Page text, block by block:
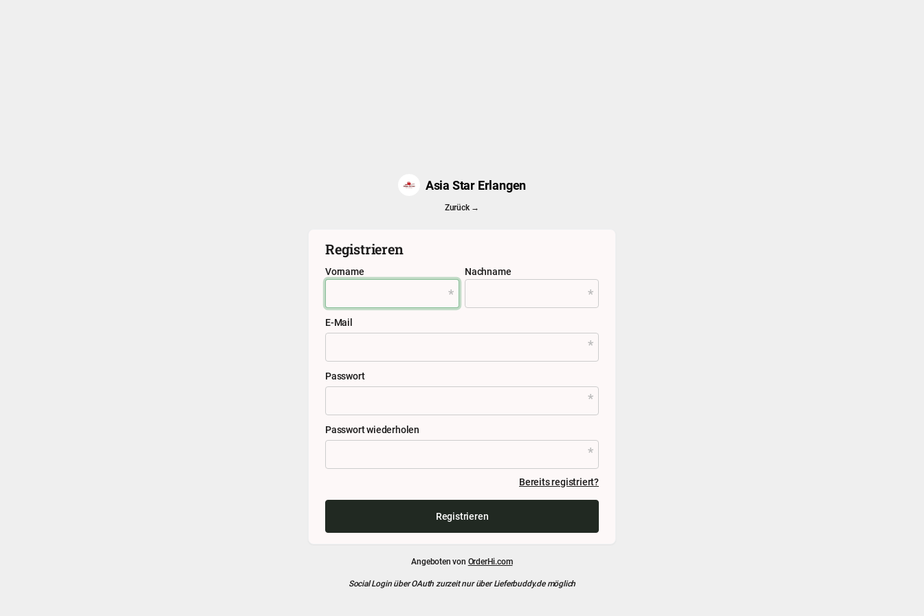
Asia Star Erlangen
Zurück →
Registrieren
Vorname Nachname
E-Mail
Passwort
Passwort wiederholen
Bereits registriert?
Registrieren
Angeboten von OrderHi.com
Social Login über OAuth zurzeit nur über Lieferbuddy.de möglich